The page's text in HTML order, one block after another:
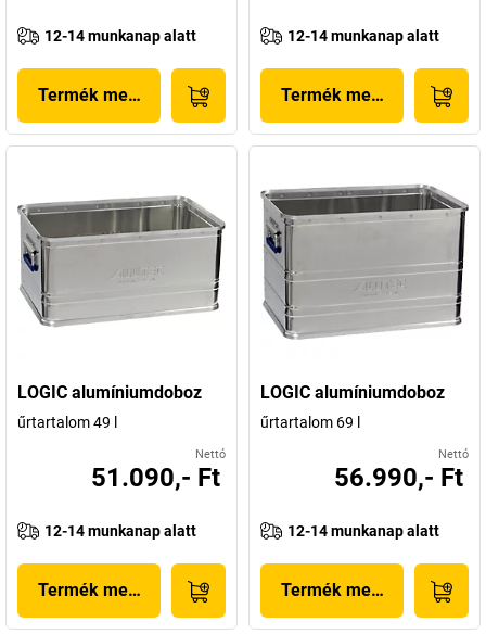
12-14 munkanap alatt
Termék megjelenítése
12-14 munkanap alatt
Termék megjelenítése
LOGIC alumíniumdoboz
űrtartalom 49 l
Nettó
51.090,- Ft
12-14 munkanap alatt
Termék megjelenítése
LOGIC alumíniumdoboz
űrtartalom 69 l
Nettó
56.990,- Ft
12-14 munkanap alatt
Termék megjelenítése